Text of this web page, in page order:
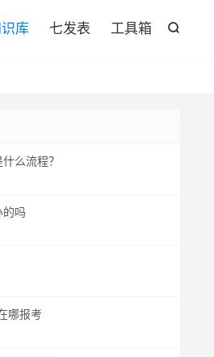

库 七发表 工具箱
么流程？
的吗
哪报考